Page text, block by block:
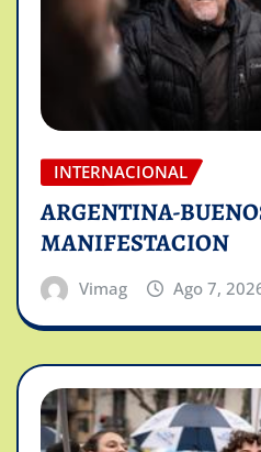
INTERNACIONAL
ARGENTINA-
MANIFESTACION
Vimag Ago 7,